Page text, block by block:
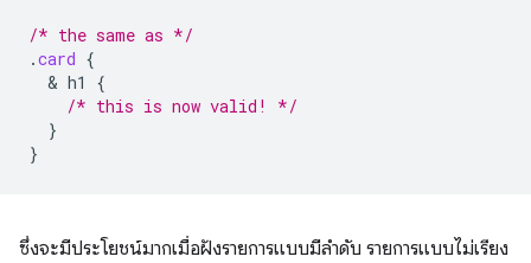
/* the same as */
.card {
  &
h1
{
/* this is now valid! */
}
}
ซึ่งจะมีประโยชน์มากเมื่อฝังรายการแบบมีลําดับ รายการแบบไม่เรียง